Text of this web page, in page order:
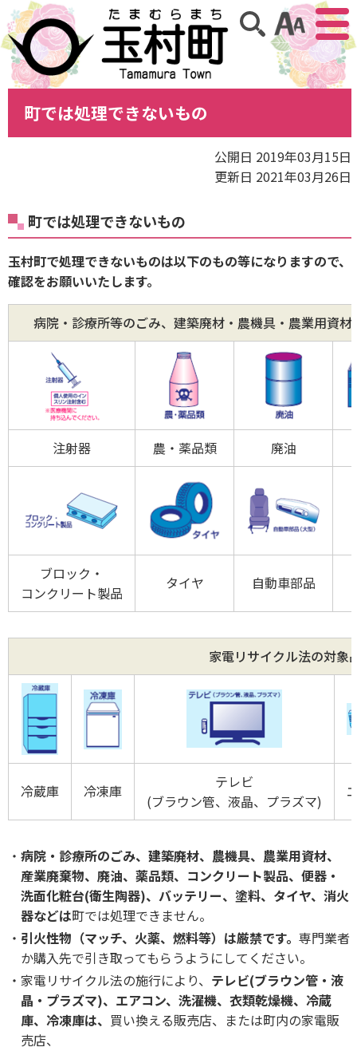
アクセ
サイト内検索
町では処理できないもの
公開日 2019年03月15日
更新日 2021年03月26日
町では処理できないもの
玉村町で処理できないものは以下のもの等になりますので、
確認をお願いいたします。
病院・診療所等のごみ、建築廃材・農機具・農業用資
注射器 農・薬品類 廃油
ブロック・
コンクリート製品
タイヤ 自動車部品
家電リサイクル法の対象
冷蔵庫 冷凍庫
テレビ
(ブラウン管、液晶、プラズマ)
病院・診療所のごみ、建築廃材、農機具、農業用資材、
産業廃棄物、廃油、薬品類、コンクリート製品、便器・
洗面化粧台(衛生陶器)、バッテリー、塗料、タイヤ、消火
器などは町では処理できません。
引火性物（マッチ、火薬、燃料等）は厳禁です。 専門業者
か購入先で引き取ってもらうようにしてください。
家電リサイクル法の施行により、 テレビ(ブラウン管・液
晶・プラズマ)、エアコン、洗濯機、衣類乾燥機、冷蔵
庫、冷凍庫は、 買い換える販売店、または町内の家電販
売店、